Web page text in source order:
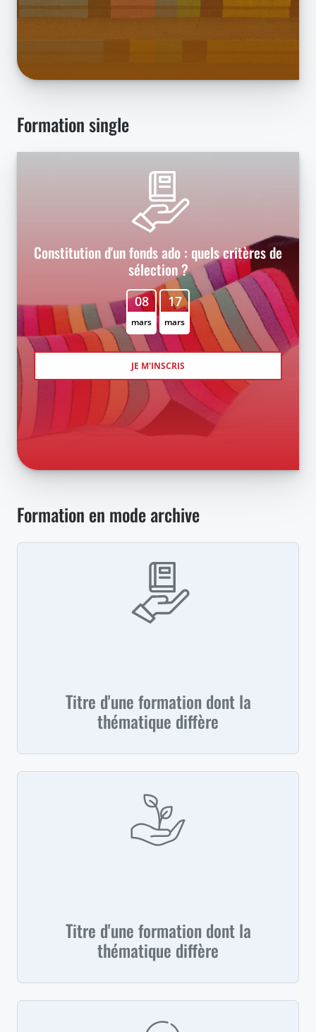
Formation single
Constitution d'un fonds ado : quels critères de
sélection ?
08
mars
17
mars
JE M'INSCRIS
Formation en mode archive
Titre d'une formation dont la
thématique diffère
Titre d'une formation dont la
thématique diffère